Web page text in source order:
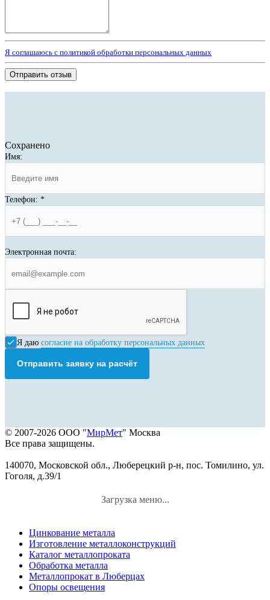
Я соглашаюсь с политикой обработки персональных данных
Отправить отзыв
Сохранено
Имя:
Телефон: *
Электронная почта:
Я даю согласие на обработку персональных данных
Отправить заявку на расчёт
© 2007-2026 ООО "МирМет" Москва
Все права защищены.
140070, Московской обл., Люберецкий р-н, пос. Томилино, ул.
Гоголя, д.39/1
Загрузка меню...
Цинкование металла
Изготовление металлоконструкций
Каталог металлопроката
Обработка металла
Металлопрокат в Люберцах
Опоры освещения